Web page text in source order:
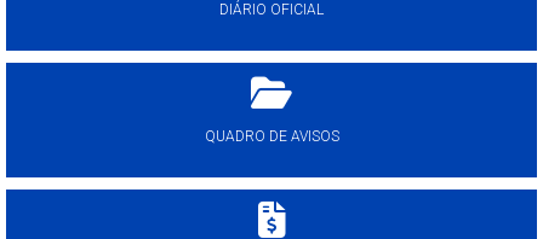
DIÁRIO OFICIAL
QUADRO DE AVISOS